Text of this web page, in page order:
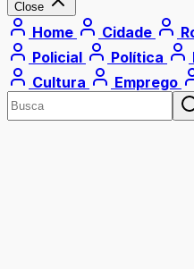
Close
Home Cidade
Policial
Política
Cultura
Emprego